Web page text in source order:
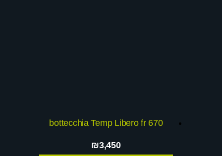
bottecchia Temp Libero fr 670
₪3,450